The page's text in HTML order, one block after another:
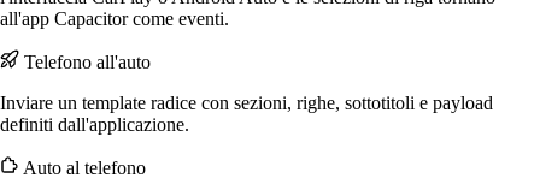
all'app Capacitor come eventi.
Telefono all'auto
Inviare un template radice con sezioni, righe, sottotitoli e payload
definiti dall'applicazione.
Auto al telefono